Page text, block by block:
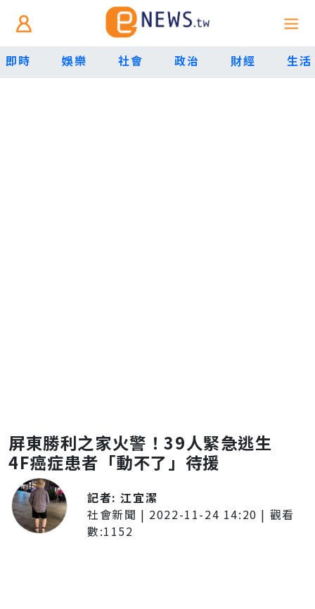
即時 娛樂 社會 政治 財經 生活
屏東勝利之家火警！39人緊急逃生
4F癌症患者「動不了」待援
記者:江宜潔
社會新聞 | 2022-11-24 14:20 | 觀看
數:1152